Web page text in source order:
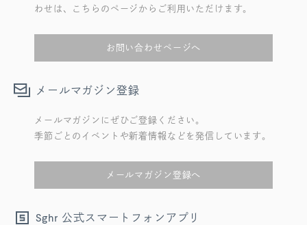
わせは、こちらのページからご利用いただけます。
お問い合わせページへ
メールマガジン登録
メールマガジンにぜひご登録ください。
季節ごとのイベントや新着情報などを発信しています。
メールマガジン登録へ
Sghr 公式スマートフォンアプリ